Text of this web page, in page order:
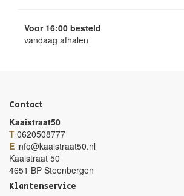
Voor 16:00 besteld
vandaag afhalen
Contact
Kaaistraat50
T 0620508777
E info@kaaistraat50.nl
Kaaistraat 50
4651 BP Steenbergen
Klantenservice